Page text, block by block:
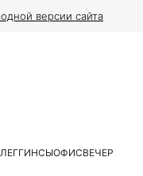
версии сайта
ЛЕГГИНСЫОФИСВЕЧЕР